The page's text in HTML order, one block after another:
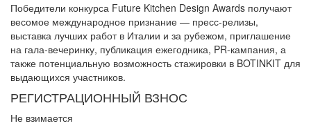
Победители конкурса Future Kitchen Design Awards получают
весомое международное признание — пресс-релизы,
выставка лучших работ в Италии и за рубежом, приглашение
на гала-вечеринку, публикация ежегодника, PR-кампания, а
также потенциальную возможность стажировки в BOTINKIT для
выдающихся участников.
РЕГИСТРАЦИОННЫЙ ВЗНОС
Не взимается